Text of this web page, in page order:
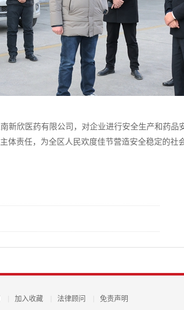
新欣医药有限公司，对企业进行安全生产和药
责任，为全区人民欢度佳节营造安全稳定的社
加入收藏 法律顾问
免责声明